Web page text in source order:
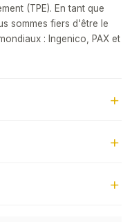
(TPE). En tant que
sommes fiers d'être le
: Ingenico, PAX et